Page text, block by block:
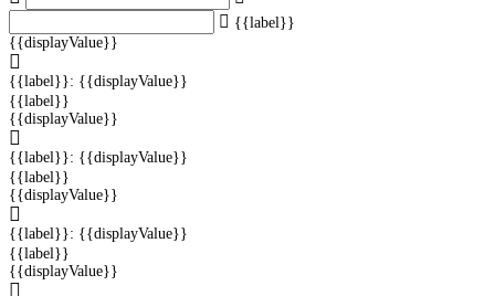
{{label}}
{{displayValue}}
{{label}}: {{displayValue}}
{{label}}
{{displayValue}}
{{label}}: {{displayValue}}
{{label}}
{{displayValue}}
{{label}}: {{displayValue}}
{{label}}
{{displayValue}}